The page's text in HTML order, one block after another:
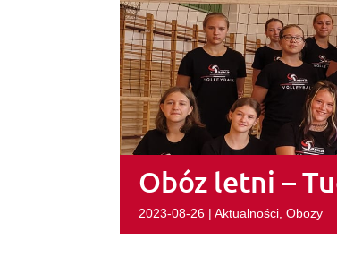
Obóz letni –
2023-08-26 |Aktualności ,Obozy